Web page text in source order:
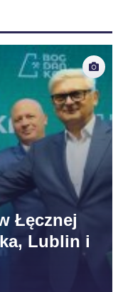
Łęcznej
Lublin i